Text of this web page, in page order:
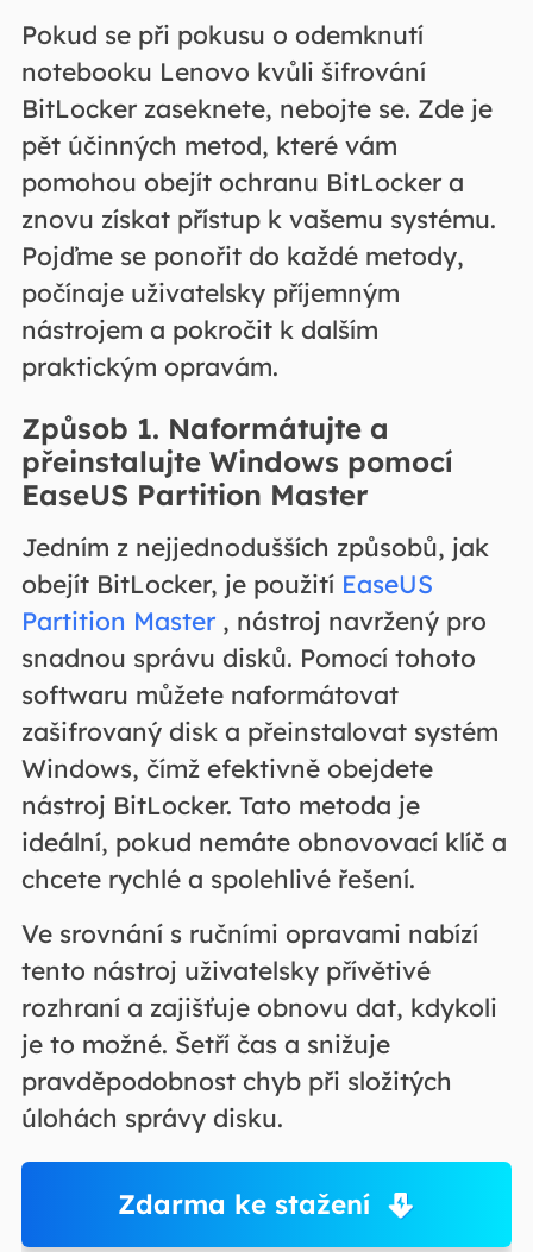
Pokud se při pokusu o odemknutí
notebooku Lenovo kvůli šifrování
BitLocker zaseknete, nebojte se. Zde je
pět účinných metod, které vám
pomohou obejít ochranu BitLocker a
znovu získat přístup k vašemu systému.
Pojďme se ponořit do každé metody,
počínaje uživatelsky příjemným
nástrojem a pokročit k dalším
praktickým opravám.
Způsob 1. Naformátujte a
přeinstalujte Windows pomocí
EaseUS Partition Master
Jedním z nejjednodušších způsobů, jak
obejít BitLocker, je použití EaseUS
Partition Master, nástroj navržený pro
snadnou správu disků. Pomocí tohoto
softwaru můžete naformátovat
zašifrovaný disk a přeinstalovat systém
Windows, čímž efektivně obejdete
nástroj BitLocker. Tato metoda je
ideální, pokud nemáte obnovovací klíč a
chcete rychlé a spolehlivé řešení.
Ve srovnání s ručními opravami nabízí
tento nástroj uživatelsky přívětivé
rozhraní a zajišťuje obnovu dat, kdykoli
je to možné. Šetří čas a snižuje
pravděpodobnost chyb při složitých
úlohách správy disku.
Zdarma ke stažení